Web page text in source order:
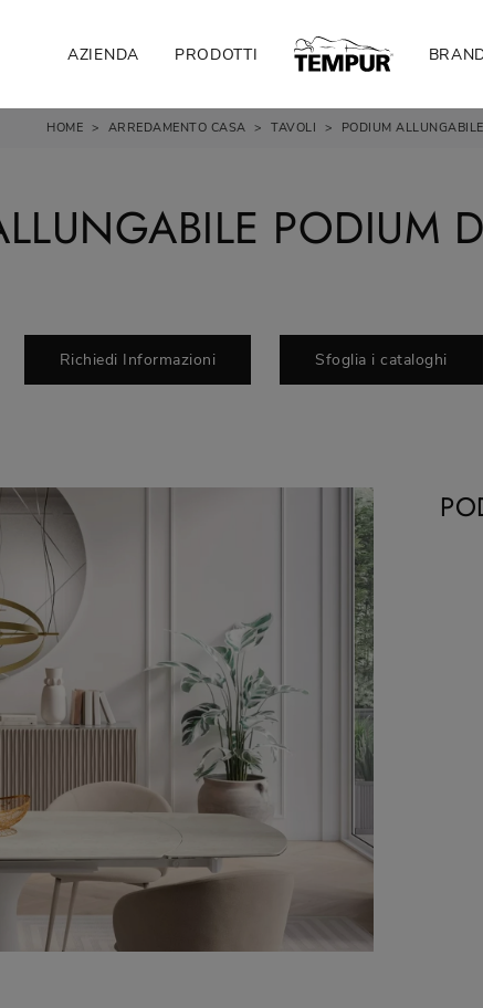
AZIENDA PRODOTTI
HOME > ARREDAMENTO CASA > TAVOLI > PODIUM ALLUNGABILE
PODIUM
Richiedi Informazioni Sfoglia i cataloghi